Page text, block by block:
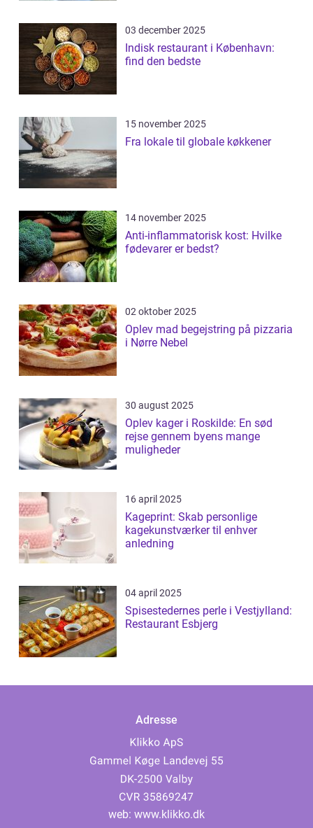
03 december 2025
Indisk restaurant i København:
find den bedste
15 november 2025
Fra lokale til globale køkkener
14 november 2025
Anti-inflammatorisk kost: Hvilke
fødevarer er bedst?
02 oktober 2025
Oplev mad begejstring på pizzaria
i Nørre Nebel
30 august 2025
Oplev kager i Roskilde: En sød
rejse gennem byens mange
muligheder
16 april 2025
Kageprint: Skab personlige
kagekunstværker til enhver
anledning
04 april 2025
Spisestedernes perle i Vestjylland:
Restaurant Esbjerg
Adresse
web: www.klikko.dk